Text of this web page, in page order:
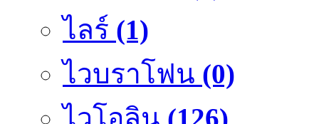
ไลร์ (1)
ไวบราโฟน (0)